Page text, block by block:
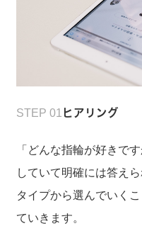
STEP 01 ヒアリング
「どんな指輪が好きで
していて明確には答え
タイプから選んでいく
ていきます。